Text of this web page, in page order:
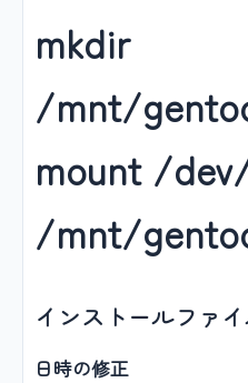
mkdir
/mnt/
mount /
/mnt/
インストールファ
日時の修正